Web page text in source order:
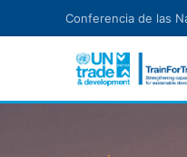
Conferencia de las